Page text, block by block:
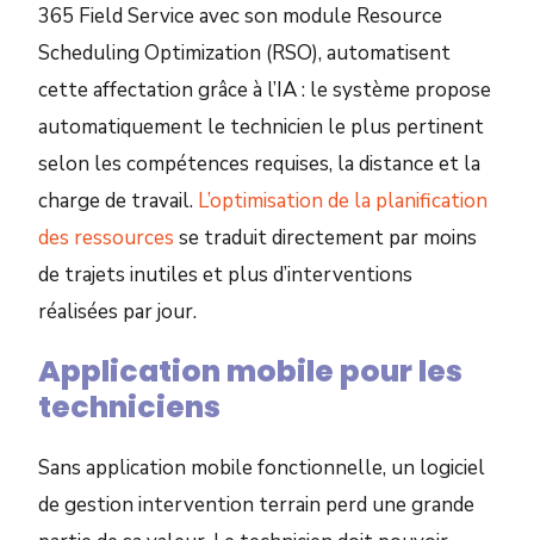
365 Field Service avec son module Resource
Scheduling Optimization (RSO), automatisent
cette affectation grâce à l’IA : le système propose
automatiquement le technicien le plus pertinent
selon les compétences requises, la distance et la
charge de travail. L’optimisation de la planification
des ressources se traduit directement par moins
de trajets inutiles et plus d’interventions
réalisées par jour.
Application mobile pour les
techniciens
Sans application mobile fonctionnelle, un logiciel
de gestion intervention terrain perd une grande